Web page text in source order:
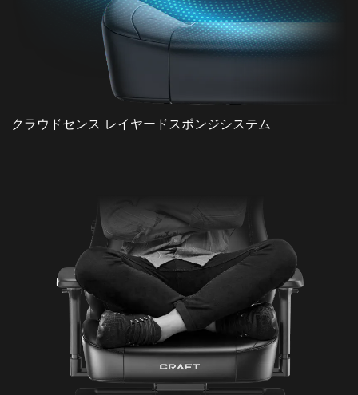
クラウドセンス レイヤードスポンジシステム